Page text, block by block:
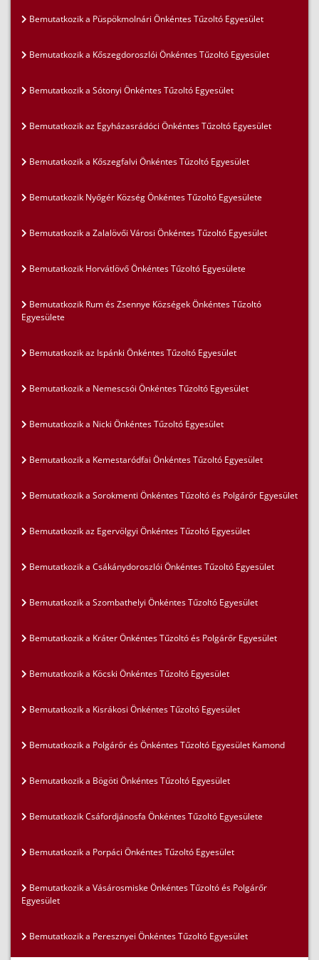
Bemutatkozik a Püspökmolnári Önkéntes Tűzoltó Egyesület
Bemutatkozik a Kőszegdoroszlói Önkéntes Tűzoltó Egyesület
Bemutatkozik a Sótonyi Önkéntes Tűzoltó Egyesület
Bemutatkozik az Egyházasrádóci Önkéntes Tűzoltó Egyesület
Bemutatkozik a Kőszegfalvi Önkéntes Tűzoltó Egyesület
Bemutatkozik Nyőgér Község Önkéntes Tűzoltó Egyesülete
Bemutatkozik a Zalalövői Városi Önkéntes Tűzoltó Egyesület
Bemutatkozik Horvátlövő Önkéntes Tűzoltó Egyesülete
Bemutatkozik Rum és Zsennye Községek Önkéntes Tűzoltó
Egyesülete
Bemutatkozik az Ispánki Önkéntes Tűzoltó Egyesület
Bemutatkozik a Nemescsói Önkéntes Tűzoltó Egyesület
Bemutatkozik a Nicki Önkéntes Tűzoltó Egyesület
Bemutatkozik a Kemestaródfai Önkéntes Tűzoltó Egyesület
Bemutatkozik a Sorokmenti Önkéntes Tűzoltó és Polgárőr Egyesület
Bemutatkozik az Egervölgyi Önkéntes Tűzoltó Egyesület
Bemutatkozik a Csákánydoroszlói Önkéntes Tűzoltó Egyesület
Bemutatkozik a Szombathelyi Önkéntes Tűzoltó Egyesület
Bemutatkozik a Kráter Önkéntes Tűzoltó és Polgárőr Egyesület
Bemutatkozik a Köcski Önkéntes Tűzoltó Egyesület
Bemutatkozik a Kisrákosi Önkéntes Tűzoltó Egyesület
Bemutatkozik a Polgárőr és Önkéntes Tűzoltó Egyesület Kamond
Bemutatkozik a Bögöti Önkéntes Tűzoltó Egyesület
Bemutatkozik Csáfordjánosfa Önkéntes Tűzoltó Egyesülete
Bemutatkozik a Porpáci Önkéntes Tűzoltó Egyesület
Bemutatkozik a Vásárosmiske Önkéntes Tűzoltó és Polgárőr
Egyesület
Bemutatkozik a Peresznyei Önkéntes Tűzoltó Egyesület